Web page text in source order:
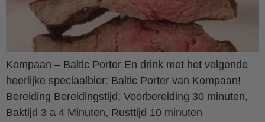
Kompaan – Baltic Porter En drink met het volgende
heerlijke speciaalbier: Baltic Porter van Kompaan!
Bereiding Bereidingstijd; Voorbereiding 30 minuten,
Baktijd 3 a 4 Minuten, Rusttijd 10 minuten